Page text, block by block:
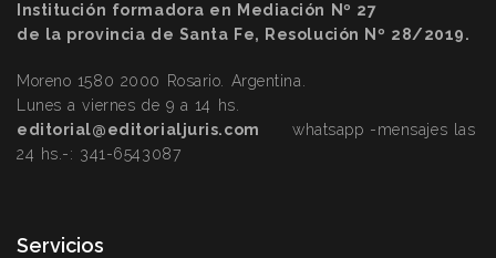
Institución formadora en Mediación Nº 27
de la provincia de Santa Fe, Resolución Nº 28/2019.
Moreno 1580 2000 Rosario. Argentina.
Lunes a viernes de 9 a 14 hs.
editorial@editorialjuris.com
whatsapp -mensajes las
24 hs.-: 341-6543087
Servicios